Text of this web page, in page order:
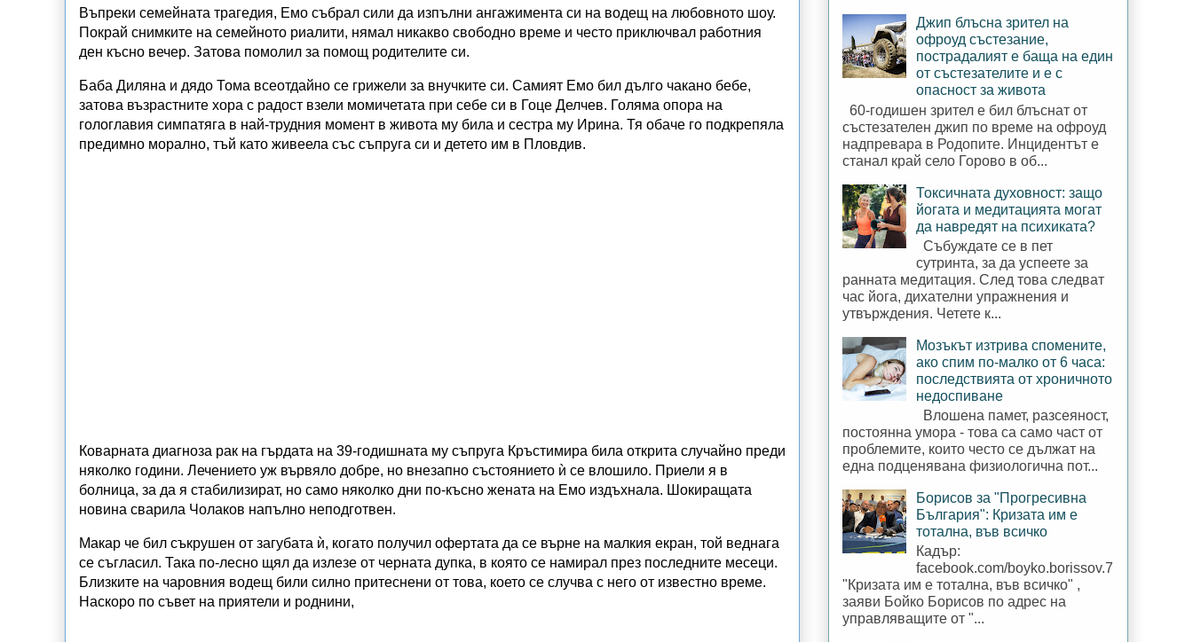
Въпреки семейната трагедия, Емо събрал сили да изпълни ангажимента си на водещ на любовното шоу.
Покрай снимките на семейното риалити, нямал никакво свободно време и често приключвал работния
ден късно вечер. Затова помолил за помощ родителите си.
Баба Диляна и дядо Тома всеотдайно се грижели за внучките си. Самият Емо бил дълго чакано бебе,
затова възрастните хора с радост взели момичетата при себе си в Гоце Делчев. Голяма опора на
гологлавия симпатяга в най-трудния момент в живота му била и сестра му Ирина. Тя обаче го подкрепяла
предимно морално, тъй като живеела със съпруга си и детето им в Пловдив.
Коварната диагноза рак на гърдата на 39-годишната му съпруга Кръстимира била открита случайно преди
няколко години. Лечението уж вървяло добре, но внезапно състоянието ѝ се влошило. Приели я в
болница, за да я стабилизират, но само няколко дни по-късно жената на Емо издъхнала. Шокиращата
новина сварила Чолаков напълно неподготвен.
Макар че бил съкрушен от загубата ѝ, когато получил офертата да се върне на малкия екран, той веднага
се съгласил. Така по-лесно щял да излезе от черната дупка, в която се намирал през последните месеци.
Близките на чаровния водещ били силно притеснени от това, което се случва с него от известно време.
Наскоро по съвет на приятели и роднини,
Джип блъсна зрител на
офроуд състезание,
пострадалият е баща на един
от състезателите и е с
опасност за живота
60-годишен зрител е бил блъснат от
състезателен джип по време на офроуд
надпревара в Родопите. Инцидентът е
станал край село Горово в об...
Токсичната духовност: защо
йогата и медитацията могат
да навредят на психиката?
Събуждате се в пет
сутринта, за да успеете за
ранната медитация. След това следват
час йога, дихателни упражнения и
утвърждения. Четете к...
Мозъкът изтрива спомените,
ако спим по-малко от 6 часа:
последствията от хроничното
недоспиване
Влошена памет, разсеяност,
постоянна умора - това са само част от
проблемите, които често се дължат на
една подценявана физиологична пот...
Борисов за "Прогресивна
България": Кризата им е
тотална, във всичко
Кадър:
facebook.com/boyko.borissov.7
"Кризата им е тотална, във всичко" ,
заяви Бойко Борисов по адрес на
управляващите от "...